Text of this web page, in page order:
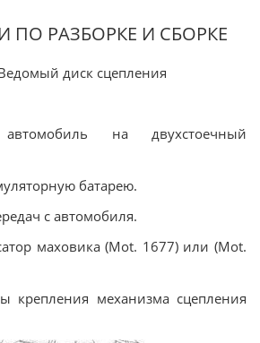
ПО РАЗБОРКЕ И СБОРКЕ
диск сцепления
на двухстоечный
батарею.
с автомобиля.
маховика (Mot. 1677) или (Mot.
крепления механизма сцепления